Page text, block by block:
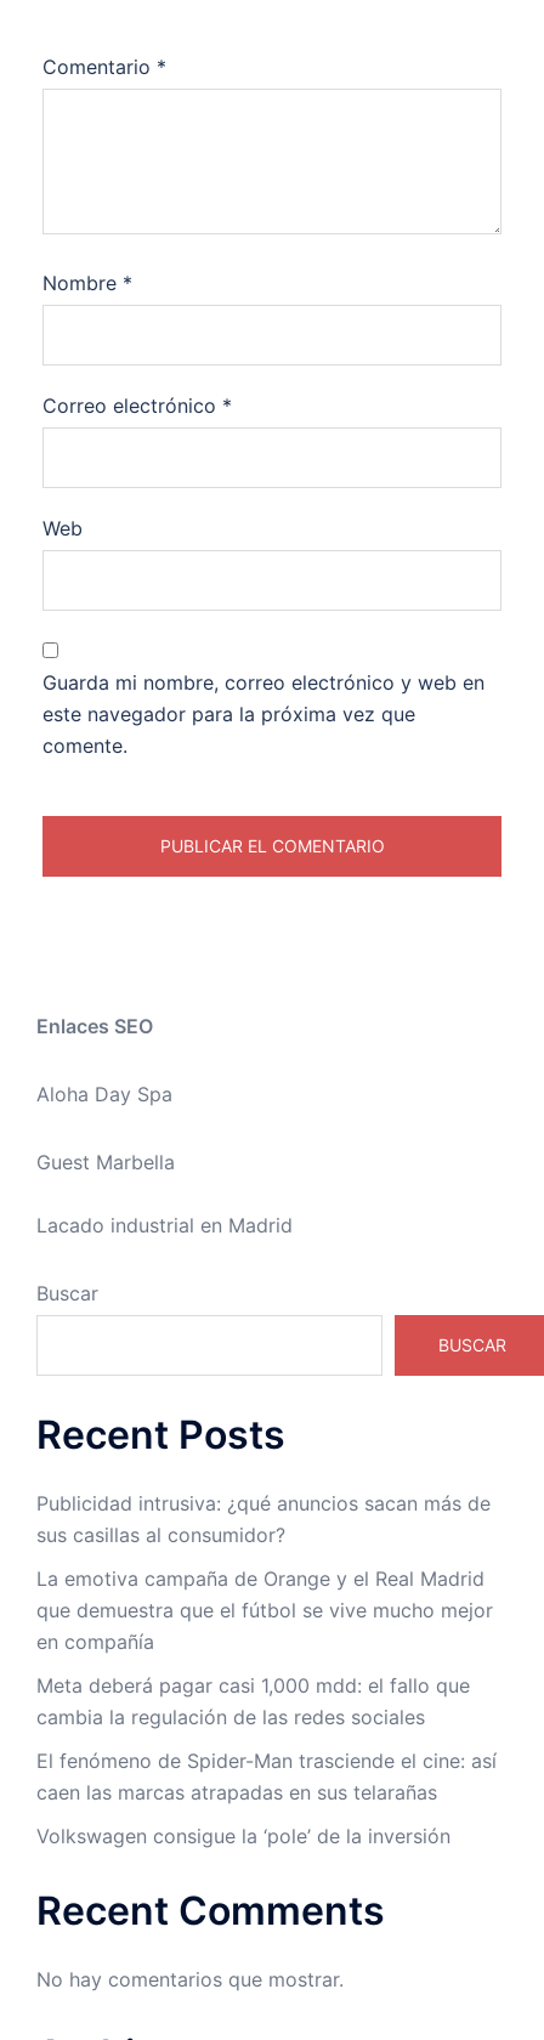
Comentario *
Nombre *
Correo electrónico *
Web
Guarda mi nombre, correo electrónico y web en
este navegador para la próxima vez que
comente.
Enlaces SEO
Aloha Day Spa
Guest Marbella
Lacado industrial en Madrid
Buscar
BUSCAR
Recent Posts
Publicidad intrusiva: ¿qué anuncios sacan más de
sus casillas al consumidor?
La emotiva campaña de Orange y el Real Madrid
que demuestra que el fútbol se vive mucho mejor
en compañía
Meta deberá pagar casi 1,000 mdd: el fallo que
cambia la regulación de las redes sociales
El fenómeno de Spider-Man trasciende el cine: así
caen las marcas atrapadas en sus telarañas
Volkswagen consigue la ‘pole’ de la inversión
Recent Comments
No hay comentarios que mostrar.